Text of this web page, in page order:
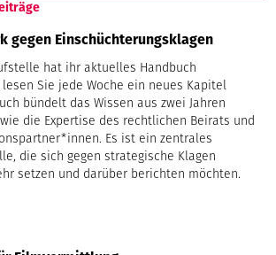
gegen Einschüchterungsklagen
hat ihr aktuelles Handbuch
Sie jede Woche ein neues Kapitel
bündelt das Wissen aus zwei Jahren
die Expertise des rechtlichen Beirats und
Es ist ein zentrales
die sich gegen strategische Klagen
setzen und darüber berichten möchten.